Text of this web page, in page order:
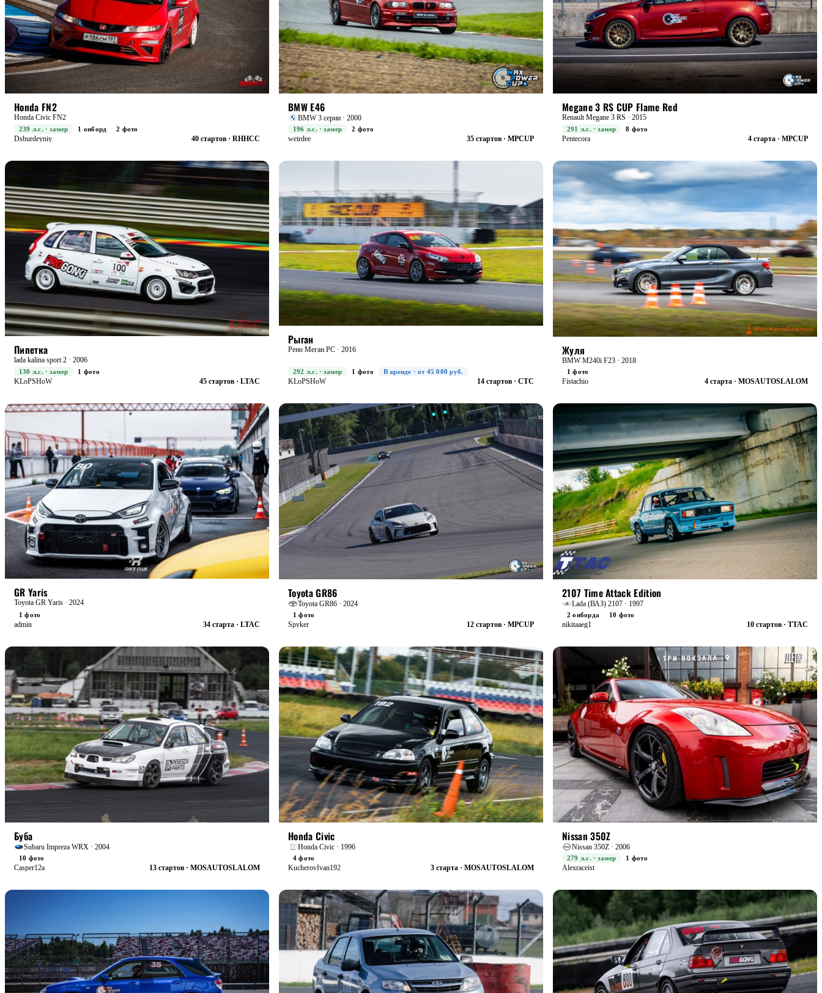
Honda FN2
Honda Civic FN2
239 л.с. · замер 1 онборд
2 фото
Dsburdeyniy
40 стартов · RHHCC
BMW E46
BMW 3 серии · 2000
196 л.с. · замер
2 фото
weirdee
35 стартов · MPCUP
Megane 3 RS CUP Flame Red
Renault Megane 3 RS · 2015
291 л.с. · замер
8 фото
Pentecora
4 старта · MPCUP
Пипетка
lada kalina sport 2 · 2006
130 л.с. · замер
1 фото
KLoPSHoW
45 стартов · LTAC
Рыган
Рено Меган РС · 2016
292 л.с. · замер 1 фото
В аренде · от 45 000 руб.
KLoPSHoW
14 стартов · CTC
Жуля
BMW M240i F23 · 2018
1 фото
Fistachio
4 старта · MOSAUTOSLALOM
GR Yaris
Toyota GR Yaris · 2024
1 фото
admin
34 старта · LTAC
Toyota GR86
Toyota GR86 · 2024
1 фото
Spyker
12 стартов · MPCUP
2107 Time Attack Edition
Lada (ВАЗ) 2107 · 1997
2 онборда
10 фото
nikitaaeg1
10 стартов · TTAC
Буба
Subaru Impreza WRX · 2004
10 фото
Casper12a
13 стартов · MOSAUTOSLALOM
Honda Civic
Honda Civic · 1996
4 фото
KucherovIvan192
3 старта · MOSAUTOSLALOM
Nissan 350Z
Nissan 350Z · 2006
279 л.с. · замер
1 фото
Alexraceist